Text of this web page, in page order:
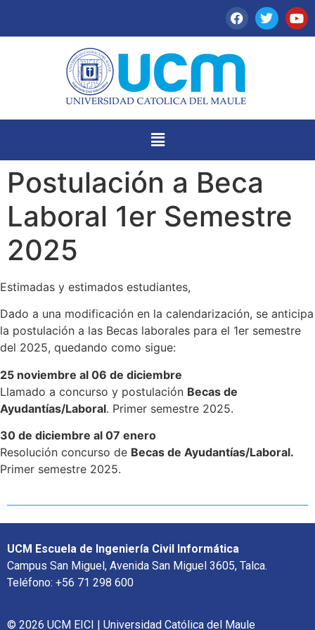
Postulación a Beca
Laboral 1er Semestre
2025
Estimadas y estimados estudiantes,
Dado a una modificación en la calendarización, se anticipa
la postulación a las Becas laborales para el 1er semestre
del 2025, quedando como sigue:
25 noviembre al 06 de diciembre
Llamado a concurso y postulación Becas de
Ayudantías/Laboral. Primer semestre 2025.
30 de diciembre al 07 enero
Resolución concurso de Becas de Ayudantías/Laboral.
Primer semestre 2025.
UCM Escuela de Ingeniería Civil Informática
Campus San Miguel, Avenida San Miguel 3605, Talca.
Teléfono: +56 71 298 600
© 2026 UCM EICI | Universidad Católica del Maule